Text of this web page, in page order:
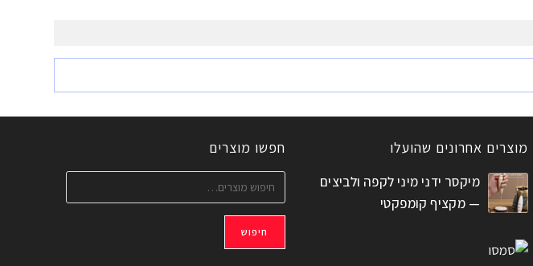
מוצרים אחרונים שהועלו
מיקסר ידני מיני לקפה ולביצים
— מקציף קומפקטי
חפשו מוצרים
חיפוש